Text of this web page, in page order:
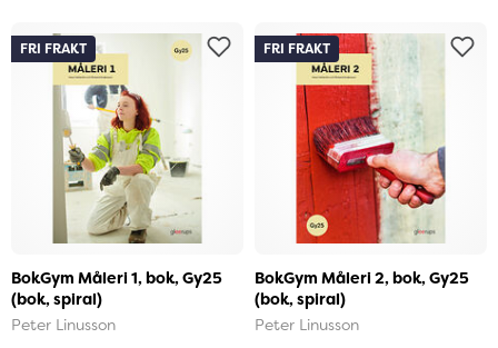
BokGym Måleri 1, bok, Gy25
(bok, spiral)
Peter Linusson
FRI FRAKT
BokGym Måleri 2, bok, Gy25
(bok, spiral)
Peter Linusson
FRI FRAKT